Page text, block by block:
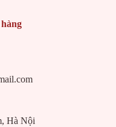
Hà Nội